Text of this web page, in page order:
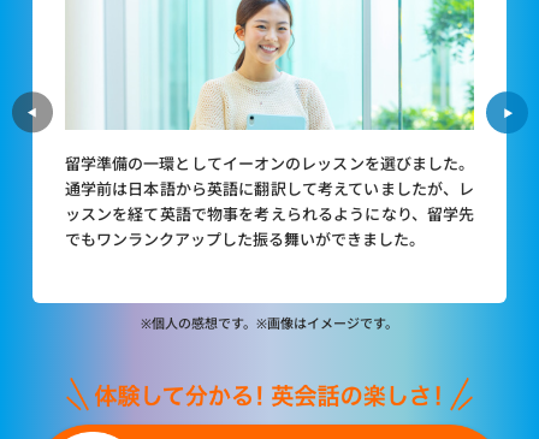
留学準備の一環としてイーオンのレッスンを選びました。
通学前は日本語から英語に翻訳して考えていましたが、レ
ッスンを経て英語で物事を考えられるようになり、留学先
でもワンランクアップした振る舞いができました。
※個人の感想です。※画像はイメージです。